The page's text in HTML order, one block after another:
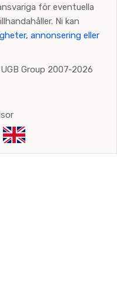
för eventuella
Ni kan
annonsering eller
Group 2007-2026